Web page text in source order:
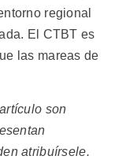
regional
El CTBT es
las mareas de
son
atribuírsele.